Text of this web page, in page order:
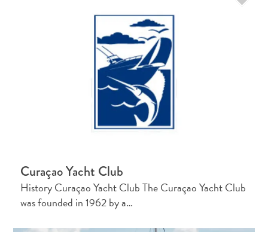
Curaçao Yacht Club
History Curaçao Yacht Club The Curaçao Yacht Club
was founded in 1962 by a…